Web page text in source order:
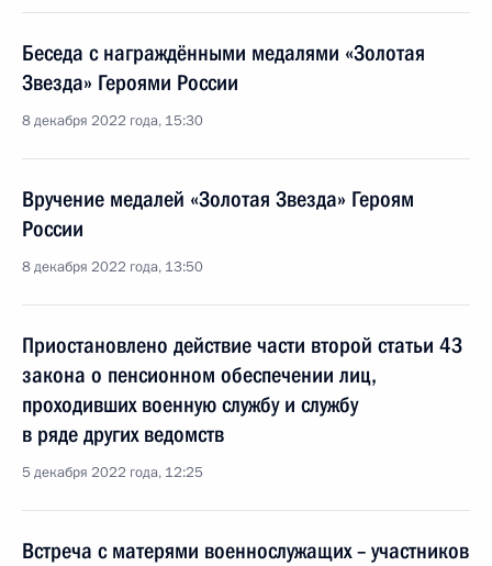
Беседа с награждёнными медалями «Золотая
Звезда» Героями России
8 декабря 2022 года, 15:30
Вручение медалей «Золотая Звезда» Героям
России
8 декабря 2022 года, 13:50
Приостановлено действие части второй статьи 43
закона о пенсионном обеспечении лиц,
проходивших военную службу и службу
в ряде других ведомств
5 декабря 2022 года, 12:25
Встреча с матерями военнослужащих – участников